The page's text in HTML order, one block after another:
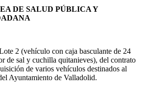
DE SALUD PÚBLICA Y
2 (vehículo con caja basculante de 24
de sal y cuchilla quitanieves), del contrato
de varios vehículos destinados al
Ayuntamiento de Valladolid.